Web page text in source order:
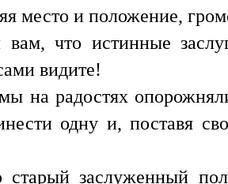
место и положение,
что истинные
видите!
на радостях
одну и, поставя
заслуженный